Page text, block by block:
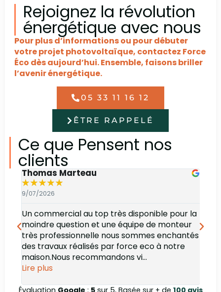
Rejoignez la révolution
énergétique avec nous
Pour plus d’informations ou pour débuter
votre projet photovoltaïque, contactez Force
Éco dès aujourd’hui. Ensemble, faisons briller
l’avenir énergétique.
05 33 11 16 12
ÊTRE RAPPELÉ
Ce que Pensent nos
clients
Thomas Marteau
★★★★★
9/07/2026
Un commercial au top très disponible pour la
moindre question et une équipe de monteur
très professionnelle nous sommes enchantés
des travaux réalisés par force eco à notre
maison.Nous recommandons vi...
Lire plus
Évaluation Google : 5sur 5, Basée sur + de 100 avis